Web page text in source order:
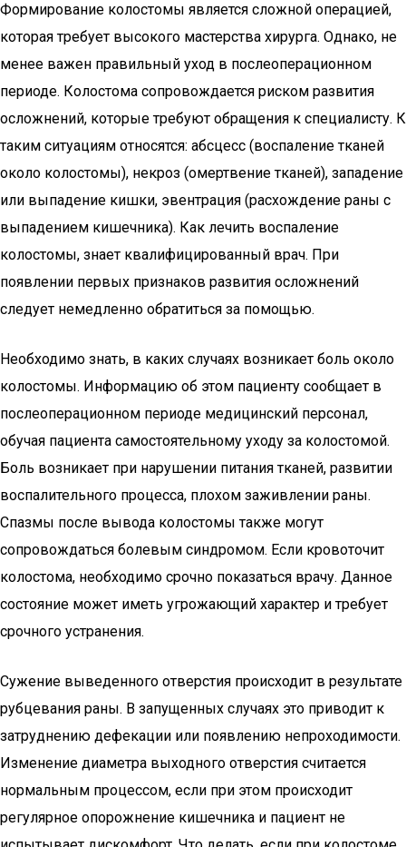
Формирование колостомы является сложной операцией,
которая требует высокого мастерства хирурга. Однако, не
менее важен правильный уход в послеоперационном
периоде. Колостома сопровождается риском развития
осложнений, которые требуют обращения к специалисту. К
таким ситуациям относятся: абсцесс (воспаление тканей
около колостомы), некроз (омертвение тканей), западение
или выпадение кишки, эвентрация (расхождение раны с
выпадением кишечника). Как лечить воспаление
колостомы, знает квалифицированный врач. При
появлении первых признаков развития осложнений
следует немедленно обратиться за помощью.
Необходимо знать, в каких случаях возникает боль около
колостомы. Информацию об этом пациенту сообщает в
послеоперационном периоде медицинский персонал,
обучая пациента самостоятельному уходу за колостомой.
Боль возникает при нарушении питания тканей, развитии
воспалительного процесса, плохом заживлении раны.
Спазмы после вывода колостомы также могут
сопровождаться болевым синдромом. Если кровоточит
колостома, необходимо срочно показаться врачу. Данное
состояние может иметь угрожающий характер и требует
срочного устранения.
Сужение выведенного отверстия происходит в результате
рубцевания раны. В запущенных случаях это приводит к
затруднению дефекации или появлению непроходимости.
Изменение диаметра выходного отверстия считается
нормальным процессом, если при этом происходит
регулярное опорожнение кишечника и пациент не